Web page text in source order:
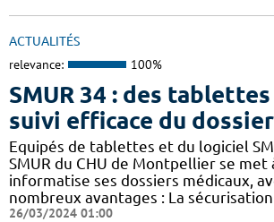
ACTUALITÉS
relevance: 100%
SMUR 34 : des
suivi efficace du
​​Equipés de tablettes et du logiciel
SMUR du CHU de Montpellier se met
informatise ses dossiers médicaux,
nombreux avantages : ​​La
26/03/2024 01:00